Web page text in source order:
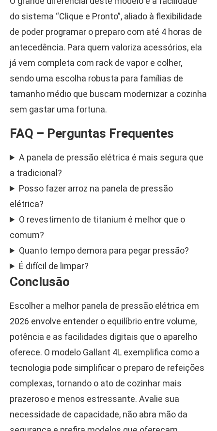
do sistema “Clique e Pronto”, aliado à flexibilidade
de poder programar o preparo com até 4 horas de
antecedência. Para quem valoriza acessórios, ela
já vem completa com rack de vapor e colher,
sendo uma escolha robusta para famílias de
tamanho médio que buscam modernizar a cozinha
sem gastar uma fortuna.
FAQ – Perguntas Frequentes
A panela de pressão elétrica é mais segura que
a tradicional?
Posso fazer arroz na panela de pressão
elétrica?
O revestimento de titanium é melhor que o
comum?
Quanto tempo demora para pegar pressão?
É difícil de limpar?
Conclusão
Escolher a melhor panela de pressão elétrica em
2026 envolve entender o equilíbrio entre volume,
potência e as facilidades digitais que o aparelho
oferece. O modelo Gallant 4L exemplifica como a
tecnologia pode simplificar o preparo de refeições
complexas, tornando o ato de cozinhar mais
prazeroso e menos estressante. Avalie sua
necessidade de capacidade, não abra mão da